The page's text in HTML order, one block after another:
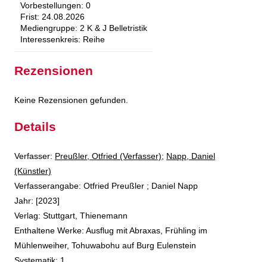
Vorbestellungen: 0
Frist: 24.08.2026
Mediengruppe: 2 K & J Belletristik
Interessenkreis: Reihe
Rezensionen
Keine Rezensionen gefunden.
Details
Verfasser: Suche nach diesem Verfasser
Preußler, Otfried (Verfasser); Napp, Daniel
(Künstler)
Verfasserangabe: Otfried Preußler ; Daniel Napp
Jahr: [2023]
Verlag: Stuttgart, Thienemann
Enthaltene Werke: Ausflug mit Abraxas Frühling im
Mühlenweiher, Tohuwabohu auf Burg Eulenstein